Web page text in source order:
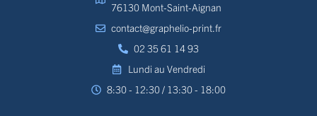
76130 Mont-Saint-Aignan
contact@graphelio-print.fr
02 35 61 14 93
Lundi au Vendredi
8:30 - 12:30 / 13:30 - 18:00